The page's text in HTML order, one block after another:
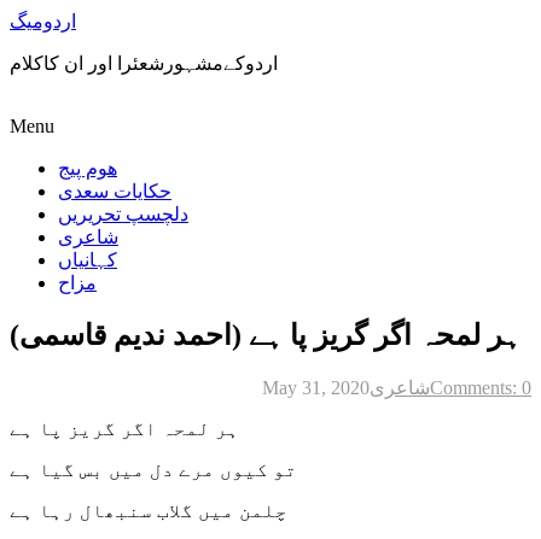
اردومیگ
اردوکےمشہورشعئرا اور ان کاکلام
Menu
ھوم پیج
حکایات سعدی
دلچسپ تحریریں
شاعری
کہانیاں
مزاح
ہر لمحہ اگر گریز پا ہے (احمد ندیم قاسمی)
May 31, 2020شاعریComments: 0
ہر لمحہ اگر گریز پا ہے
تو کیوں مرے دل میں بس گیا ہے
چلمن میں گلاب سنبھال رہا ہے